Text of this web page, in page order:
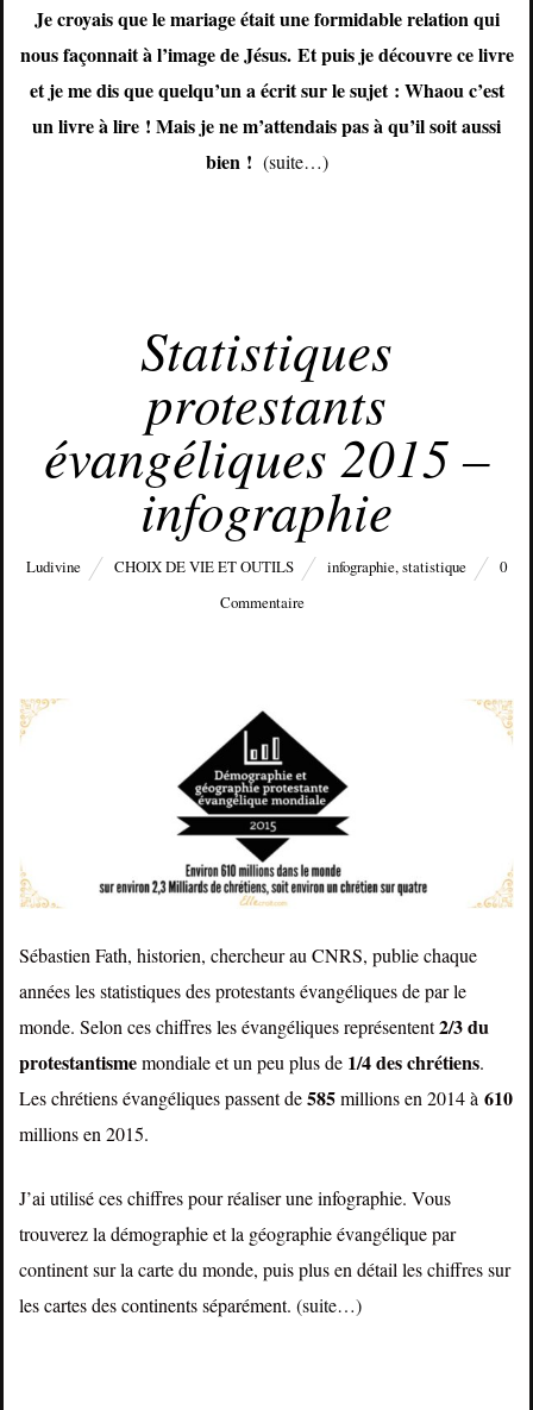
Je croyais que le mariage était une formidable relation qui
nous façonnait à l’image de Jésus. Et puis je découvre ce livre
et je me dis que quelqu’un a écrit sur le sujet : Whaou c’est
un livre à lire ! Mais je ne m’attendais pas à qu’il soit aussi
bien ! (suite…)
Statistiques
protestants
évangéliques 2015 –
infographie
Ludivine CHOIX DE VIE ET OUTILS infographie,statistique
0
Commentaire
Sébastien Fath, historien, chercheur au CNRS, publie chaque
années les statistiques des protestants évangéliques de par le
monde. Selon ces chiffres les évangéliques représentent2/3 du
protestantismemondiale et un peu plus de 1/4 des chrétiens.
Les chrétiens évangéliques passent de585millions en 2014 à610
millions en 2015.
J’ai utilisé ces chiffres pour réaliser une infographie. Vous
trouverez la démographie et la géographie évangélique par
continent sur la carte du monde, puis plus en détail les chiffres sur
les cartes des continents séparément.(suite…)